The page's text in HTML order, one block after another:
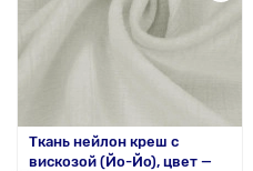
Ткань нейлон креш с
вискозой (Йо-Йо), цвет —